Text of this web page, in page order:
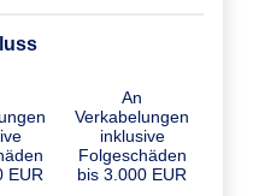
EUR
An
Verkabelungen
inklusive
Folgeschäden
bis 3.000 EUR